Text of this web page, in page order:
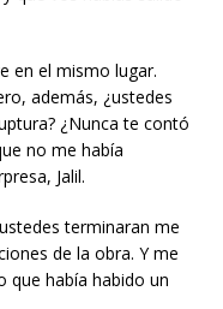
en el mismo lugar.
además, ¿ustedes
¿Nunca te contó
no me había
Jalil.
terminaran me
de la obra. Y me
que había habido un